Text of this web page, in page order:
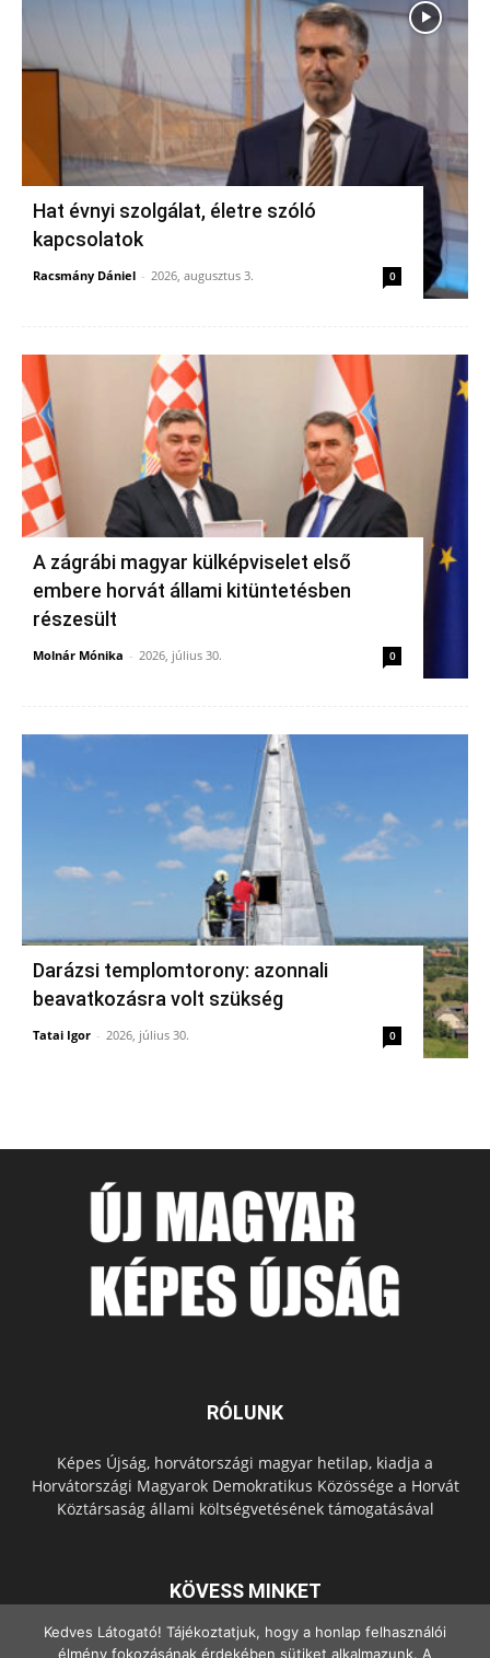
Hat évnyi szolgálat, életre szóló
kapcsolatok
Racsmány Dániel - 2026, augusztus 3. 0
A zágrábi magyar külképviselet első
embere horvát állami kitüntetésben
részesült
Molnár Mónika - 2026, július 30. 0
Darázsi templomtorony: azonnali
beavatkozásra volt szükség
Tatai Igor - 2026, július 30. 0
RÓLUNK
Képes Újság, horvátországi magyar hetilap, kiadja a
Horvátországi Magyarok Demokratikus Közössége a Horvát
Köztársaság állami költségvetésének támogatásával
KÖVESS MINKET
Kedves Látogató! Tájékoztatjuk, hogy a honlap felhasználói
élmény fokozásának érdekében sütiket alkalmazunk. A